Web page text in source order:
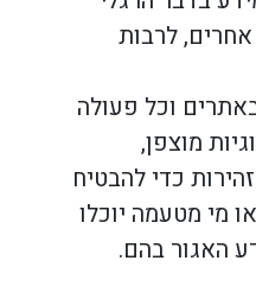
לרבות
וכל פעולה
מוצפן,
כדי להבטיח
מי מטעמה יוכלו
האגור בהם.